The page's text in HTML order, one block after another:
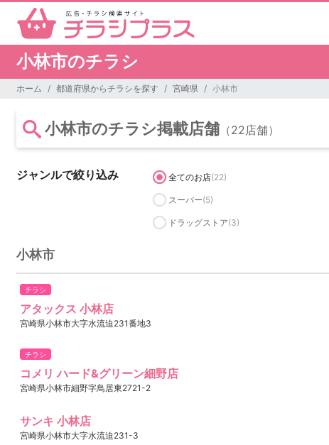
小林市のチラシ
ホーム 都道府県からチラシを探す 宮崎県 小林市
小林市のチラシ掲載店舗 （22店舗）
ジャンルで絞り込み 全てのお店(22)
スーパー(5)
ドラッグストア(3)
小林市
チラシ
アタックス 小林店
宮崎県小林市大字水流迫231番地3
チラシ
コメリ ハード&グリーン細野店
宮崎県小林市細野字鳥居東2721-2
サンキ 小林店
宮崎県小林市大字水流迫231-3